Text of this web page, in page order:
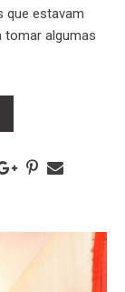
que estavam
tomar algumas